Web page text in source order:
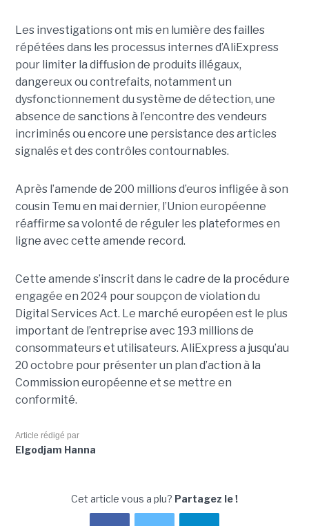
Les investigations ont mis en lumière des failles
répétées dans les processus internes d’AliExpress
pour limiter la diffusion de produits illégaux,
dangereux ou contrefaits, notamment un
dysfonctionnement du système de détection, une
absence de sanctions à l’encontre des vendeurs
incriminés ou encore une persistance des articles
signalés et des contrôles contournables.
Après l’amende de 200 millions d’euros infligée à son
cousin Temu en mai dernier, l’Union européenne
réaffirme sa volonté de réguler les plateformes en
ligne avec cette amende record.
Cette amende s’inscrit dans le cadre de la procédure
engagée en 2024 pour soupçon de violation du
Digital Services Act. Le marché européen est le plus
important de l’entreprise avec 193 millions de
consommateurs et utilisateurs. AliExpress a jusqu’au
20 octobre pour présenter un plan d’action à la
Commission européenne et se mettre en
conformité.
Article rédigé par
Elgodjam Hanna
Cet article vous a plu? Partagez le !